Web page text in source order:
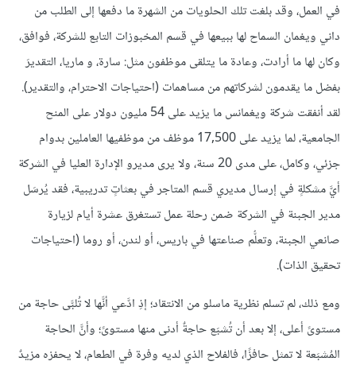
في العمل، وقد بلغت تلك الحلويات من الشهرة ما دفعها إلى الطلب من
داني ويغمان السماح لها ببيعها في قسم المخبوزات التابع للشركة، فوافق،
وكان لها ما أرادت، وعادة ما يتلقى موظفون مثل: سارة، و ماريا، التقديرَ
بفضل ما يقدمون لشركاتهم من مساهمات (احتياجات الاحترام، والتقدير).
لقد أنفقت شركة ويغمانس ما يزيد على 54 مليون دولار على المنح
الجامعية، لما يزيد على 17,500 موظف من موظفيها العاملين بدوام
جزئي، وكامل، على مدى 20 سنة، ولا يرى مديرو الإدارة العليا في الشركة
أيَّ مشكلةٍ في إرسال مديري قسم المتاجر في بعثاتٍ تدريبية، فقد يُرسَل
مدير الجبنة في الشركة ضمن رحلة عمل تستغرق عشرة أيام لزيارة
صانعي الجبنة، وتعلُّم صناعتها في باريس، أو لندن، أو روما (احتياجات
تحقيق الذات).
ومع ذلك، لم تسلم نظرية ماسلو من الانتقاد؛ إذِ ادَّعي أنَّها لا تُلبَّى حاجة من
مستوىً أعلى، إلا بعد أن تُشبَع حاجةٌ أدنى منها مستوىً؛ وأنَّ الحاجة
المُشبَعة لا تمثل حافزًا، فالفلاح الذي لديه وفرة في الطعام، لا يحفزه مزيدٌ